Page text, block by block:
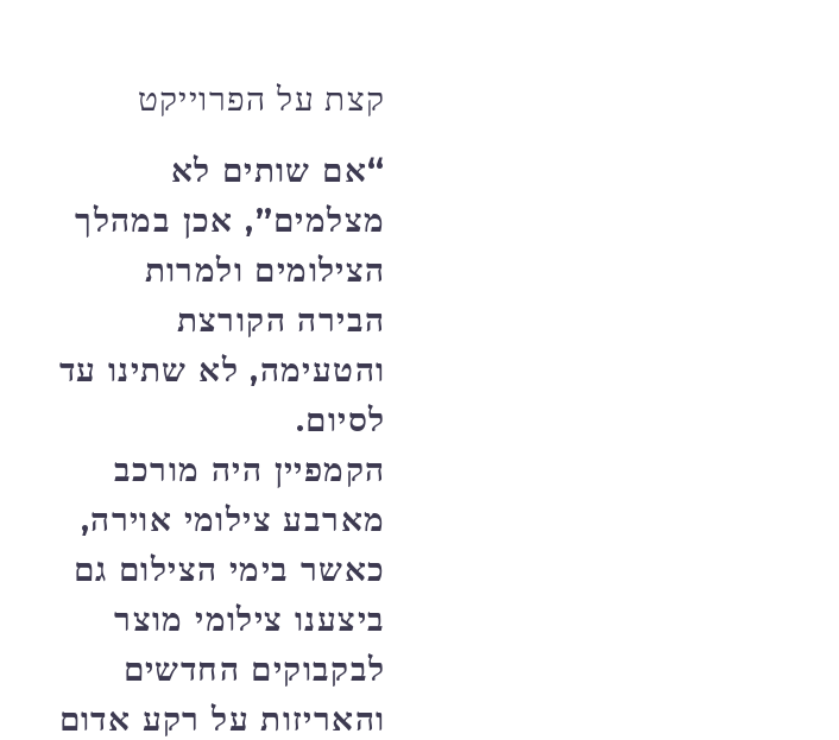
קצת על הפרוייקט
“אם שותים לא
מצלמים”, אכן במהלך
הצילומים ולמרות
הבירה הקורצת
והטעימה, לא שתינו עד
לסיום.
הקמפיין היה מורכב
מארבע צילומי אוירה,
כאשר בימי הצילום גם
ביצענו צילומי מוצר
לבקבוקים החדשים
והאריזות על רקע אדום